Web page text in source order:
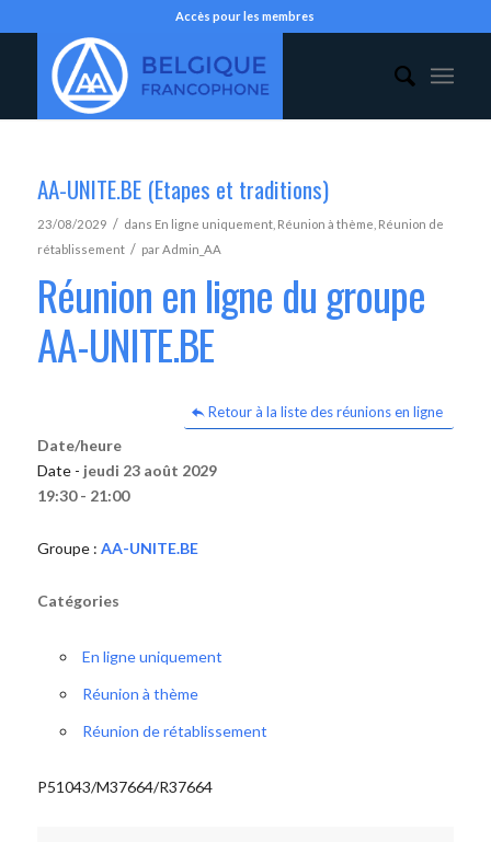
Accès pour les membres
AA-UNITE.BE (Etapes et traditions)
23/08/2029 / dans En ligne uniquement, Réunion à thème Réunion de
rétablissement / parAdmin_AA
Réunion en ligne du groupe
AA-UNITE.BE
Retour à la liste des réunions en ligne
Date/heure
Date - jeudi 23 août 2029
19:30 - 21:00
Groupe : AA-UNITE.BE
Catégories
En ligne uniquement
Réunion à thème
Réunion de rétablissement
P51043/M37664/R37664